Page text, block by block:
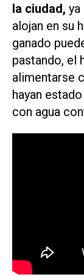
la ciudad,
alojan en su
ganado
pastando, el
alimentarse
hayan
con agua